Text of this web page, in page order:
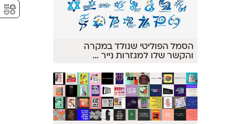
הסמל הפוליטי שנולד במקרה
והקשר שלו למגזרות נייר ...
⚥︎